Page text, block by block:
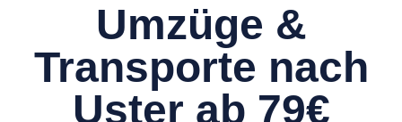
Umzüge &
Transporte nach
Uster ab 79€